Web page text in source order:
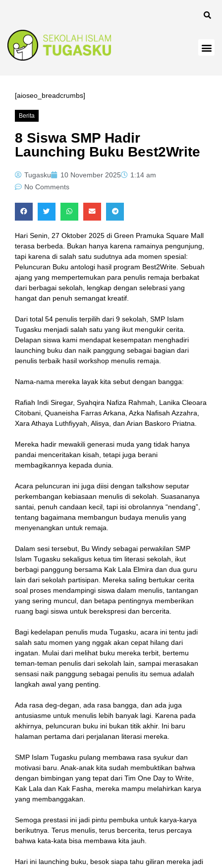
[aioseo_breadcrumbs]
Berita
8 Siswa SMP Hadir
Launching Buku Best2Write
Tugasku 10 November 2025
1:14 am
No Comments
Hari Senin, 27 Oktober 2025 di Green Pramuka Square Mall
terasa berbeda. Bukan hanya karena ramainya pengunjung,
tapi karena di salah satu sudutnya ada momen spesial:
Peluncuran Buku antologi hasil program Best2Write. Sebuah
ajang yang mempertemukan para penulis remaja berbakat
dari berbagai sekolah, lengkap dengan selebrasi yang
hangat dan penuh semangat kreatif.
Dari total 54 penulis terpilih dari 9 sekolah, SMP Islam
Tugasku menjadi salah satu yang ikut mengukir cerita.
Delapan siswa kami mendapat kesempatan menghadiri
launching buku dan naik panggung sebagai bagian dari
penulis terbaik hasil workshop menulis remaja.
Nama-nama mereka layak kita sebut dengan bangga:
Rafiah Indi Siregar, Syahqira Nafiza Rahmah, Lanika Cleoara
Citobani, Quaneisha Farras Arkana, Azka Nafisah Azzahra,
Xara Athaya Luthfiyyah, Alisya, dan Arian Baskoro Priatna.
Mereka hadir mewakili generasi muda yang tidak hanya
pandai menceritakan kisah, tetapi juga berani
membagikannya kepada dunia.
Acara peluncuran ini juga diisi dengan talkshow seputar
perkembangan kebiasaan menulis di sekolah. Suasananya
santai, penuh candaan kecil, tapi isi obrolannya “nendang”,
tentang bagaimana membangun budaya menulis yang
menyenangkan untuk remaja.
Dalam sesi tersebut, Bu Windy sebagai perwakilan SMP
Islam Tugasku sekaligus ketua tim literasi sekolah, ikut
berbagi panggung bersama Kak Lala Elmira dan dua guru
lain dari sekolah partisipan. Mereka saling bertukar cerita
soal proses mendampingi siswa dalam menulis, tantangan
yang sering muncul, dan betapa pentingnya memberikan
ruang bagi siswa untuk berekspresi dan bercerita.
Bagi kedelapan penulis muda Tugasku, acara ini tentu jadi
salah satu momen yang nggak akan cepat hilang dari
ingatan. Mulai dari melihat buku mereka terbit, bertemu
teman-teman penulis dari sekolah lain, sampai merasakan
sensasi naik panggung sebagai penulis itu semua adalah
langkah awal yang penting.
Ada rasa deg-degan, ada rasa bangga, dan ada juga
antusiasme untuk menulis lebih banyak lagi. Karena pada
akhirnya, peluncuran buku ini bukan titik akhir. Ini baru
halaman pertama dari perjalanan literasi mereka.
SMP Islam Tugasku pulang membawa rasa syukur dan
motivasi baru. Anak-anak kita sudah membuktikan bahwa
dengan bimbingan yang tepat dari Tim One Day to Write,
Kak Lala dan Kak Fasha, mereka mampu melahirkan karya
yang membanggakan.
Semoga prestasi ini jadi pintu pembuka untuk karya-karya
berikutnya. Terus menulis, terus bercerita, terus percaya
bahwa kata-kata bisa membawa kita jauh.
Hari ini launching buku, besok siapa tahu giliran mereka jadi